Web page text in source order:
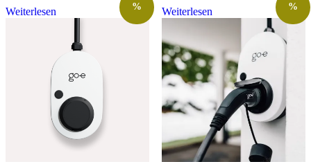
Weiterlesen % Weiterlesen %